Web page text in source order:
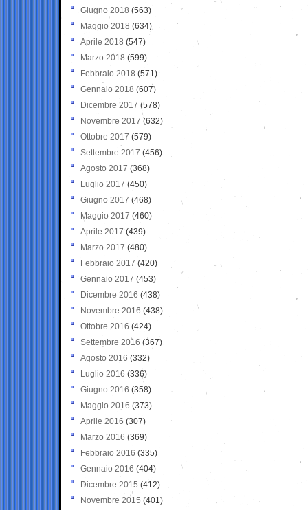
Giugno 2018 (563)
Maggio 2018 (634)
Aprile 2018 (547)
Marzo 2018 (599)
Febbraio 2018 (571)
Gennaio 2018 (607)
Dicembre 2017 (578)
Novembre 2017 (632)
Ottobre 2017 (579)
Settembre 2017 (456)
Agosto 2017 (368)
Luglio 2017 (450)
Giugno 2017 (468)
Maggio 2017 (460)
Aprile 2017 (439)
Marzo 2017 (480)
Febbraio 2017 (420)
Gennaio 2017 (453)
Dicembre 2016 (438)
Novembre 2016 (438)
Ottobre 2016 (424)
Settembre 2016 (367)
Agosto 2016 (332)
Luglio 2016 (336)
Giugno 2016 (358)
Maggio 2016 (373)
Aprile 2016 (307)
Marzo 2016 (369)
Febbraio 2016 (335)
Gennaio 2016 (404)
Dicembre 2015 (412)
Novembre 2015 (401)